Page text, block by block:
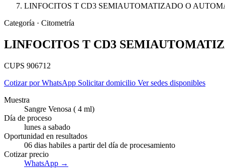
LINFOCITOS T CD3 SEMIAUTOMATIZADO O
Categoría · Citometría
LINFOCITOS T CD3
CUPS 906712
Cotizar por WhatsApp Solicitar domicilio Ver sedes disponibles
Muestra
Sangre Venosa ( 4 ml)
Día de proceso
lunes a sabado
Oportunidad en resultados
06 dias habiles a partir del día de procesamiento
Cotizar precio
WhatsApp →